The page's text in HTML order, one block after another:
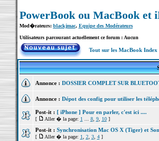
PowerBook ou MacBook et
Mod�rateurs: blackjmac, Equipe des Modérateurs
Utilisateurs parcourant actuellement ce forum : Aucun
Tout sur les MacBook
Annonce : DOSSIER COMPLET SUR
Annonce : Dépot des config pour utiliser les
Post-it : [ iPhone ] Pour en parler, c'est ici ....
[ Aller � la page: 1 8, 9, 10]
Post-it : Synchronisation Mac OS X (Tiger) et
[ Aller � la page: 1 2, 3, 4]